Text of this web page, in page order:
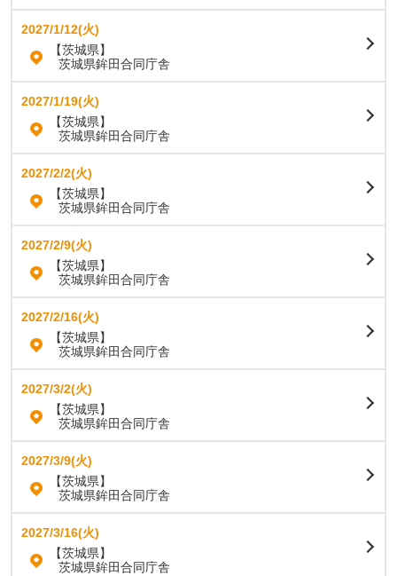
2027/1/12(火)
【茨城県】
茨城県鉾田合同庁舎
2027/1/19(火)
【茨城県】
茨城県鉾田合同庁舎
2027/2/2(火)
【茨城県】
茨城県鉾田合同庁舎
2027/2/9(火)
【茨城県】
茨城県鉾田合同庁舎
2027/2/16(火)
【茨城県】
茨城県鉾田合同庁舎
2027/3/2(火)
【茨城県】
茨城県鉾田合同庁舎
2027/3/9(火)
【茨城県】
茨城県鉾田合同庁舎
2027/3/16(火)
【茨城県】
茨城県鉾田合同庁舎